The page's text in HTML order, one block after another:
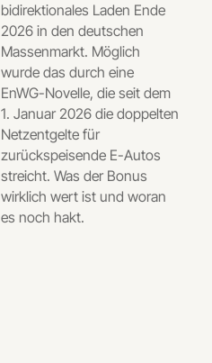
bidirektionales Laden Ende
2026 in den deutschen
Massenmarkt. Möglich
wurde das durch eine
EnWG-Novelle, die seit dem
1. Januar 2026 die doppelten
Netzentgelte für
zurückspeisende E-Autos
streicht. Was der Bonus
wirklich wert ist und woran
es noch hakt.